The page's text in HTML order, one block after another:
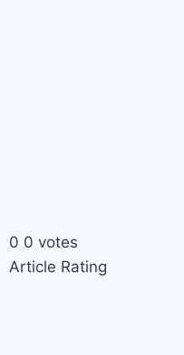
0 0 votes
Article Rating